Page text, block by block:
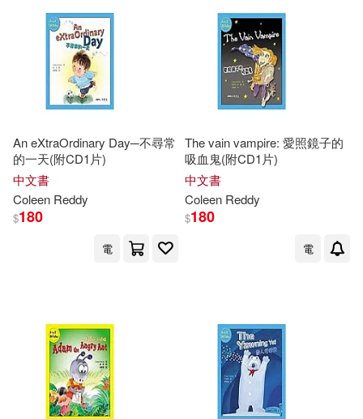
An eXtraOrdinary Day─不尋常
的一天(附CD1片)
中文書
Coleen Reddy
$180
電
The vain vampire: 愛照鏡子的
吸血鬼(附CD1片)
中文書
Coleen Reddy
$180
電